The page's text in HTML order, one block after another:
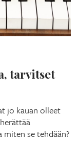
tarvitset
jo kauan olleet
se tehdään?